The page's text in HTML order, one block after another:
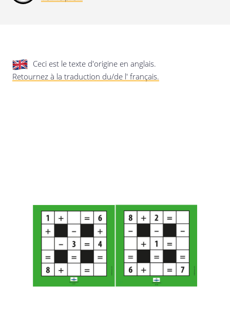
Ceci est le texte d'origine en anglais.
Retournez à la traduction du/de l' français.